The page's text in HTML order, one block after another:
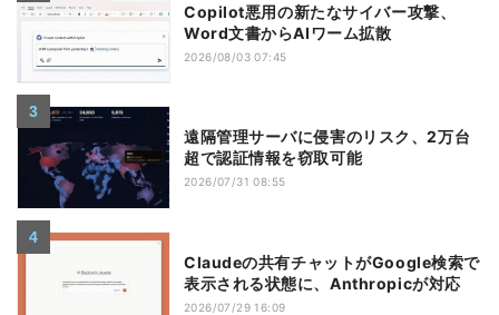
Copilot悪用の新たなサイバー攻撃、
Word文書からAIワーム拡散
2026/08/03 07:45
遠隔管理サーバに侵害のリスク、2万台
超で認証情報を窃取可能
2026/07/31 08:55
Claudeの共有チャットがGoogle検索で
表示される状態に、Anthropicが対応
2026/07/29 16:09